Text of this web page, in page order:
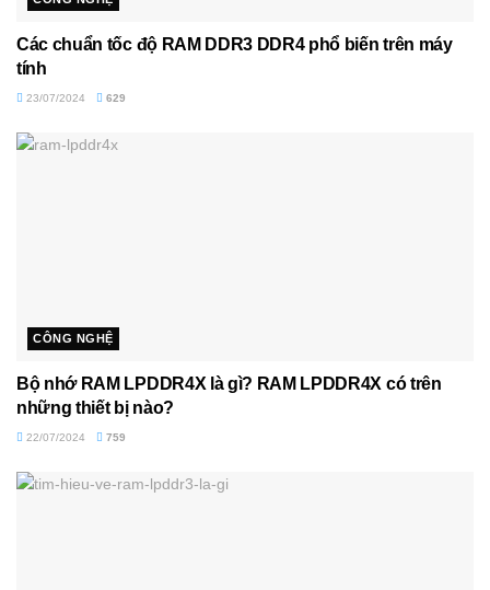
Các chuẩn tốc độ RAM DDR3 DDR4 phổ biến trên máy
tính
23/07/2024 629
CÔNG NGHỆ
Bộ nhớ RAM LPDDR4X là gì? RAM LPDDR4X có trên
những thiết bị nào?
22/07/2024 759